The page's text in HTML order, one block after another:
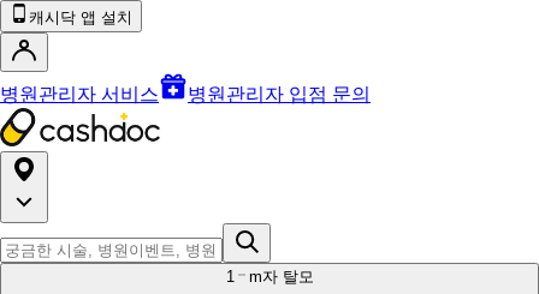
캐시닥 앱 설치
병원관리자 서비스 병원관리자 입점 문의
1 m자 탈모